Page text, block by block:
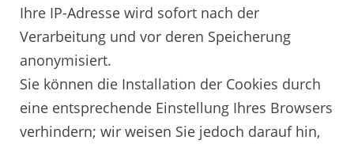
Ihre IP-Adresse wird sofort nach der
Verarbeitung und vor deren Speicherung
anonymisiert.
Sie können die Installation der Cookies durch
eine entsprechende Einstellung Ihres Browsers
verhindern; wir weisen Sie jedoch darauf hin,